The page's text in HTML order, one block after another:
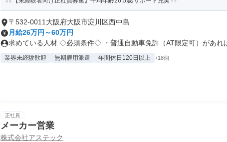
〒532-0011大阪府大阪市淀川区西中島
月給26万円～60万円
求めている人材 ◇必須条件◇ ・普通自動車免許（AT限定可）があれ
業界未経験歓迎 無期雇用派遣 年間休日120日以上 +18個
正社員
メーカー営業
株式会社アステック